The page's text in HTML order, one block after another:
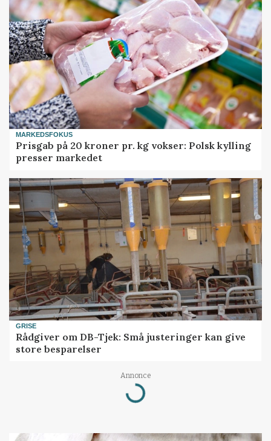
MARKEDSFOKUS
Prisgab på 20 kroner pr. kg vokser: Polsk kylling
presser markedet
GRISE
Rådgiver om DB-Tjek: Små justeringer kan give
store besparelser
Annonce
Loading...